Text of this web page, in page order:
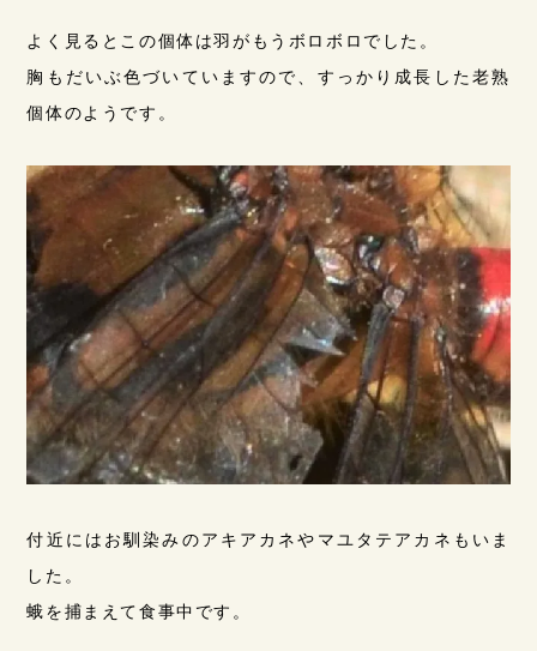
よく見るとこの個体は羽がもうボロボロでした。
胸もだいぶ色づいていますので、すっかり成長した老熟
個体のようです。
付近にはお馴染みのアキアカネやマユタテアカネもいま
した。
蛾を捕まえて食事中です。